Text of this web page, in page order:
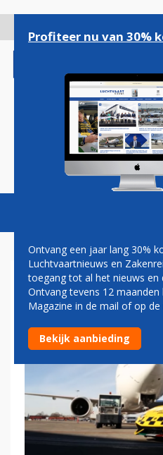
gaan
Magazine
VIDEO:
Profiteer nu van 30%
Ontvang een jaar lang 30%
Luchtvaartnieuws en
toegang tot al het nieuws en
Ontvang tevens 12
Magazine in de mail of op de
Bekijk aanbieding